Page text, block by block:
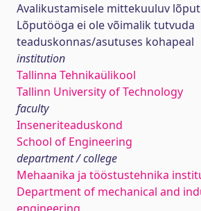
Avalikustamisele mittekuuluv
Lõputööga ei ole võimalik tutvuda
teaduskonnas/asutuses kohapeal
institution
Tallinna Tehnikaülikool
Tallinn University of Technology
faculty
Inseneriteaduskond
School of Engineering
department / college
Mehaanika ja tööstustehnika
Department of mechanical and